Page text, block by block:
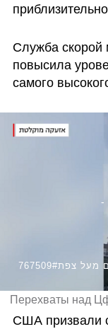
Служба
повысила
самого
מעל צפת
Перехваты над
США призвали